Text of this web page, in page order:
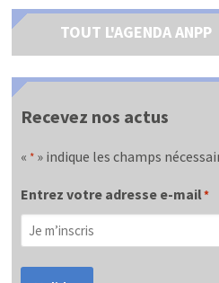
TOUT L'AGENDA ANPP
Recevez nos actus
« *» indique les champs
Entrez votre adresse e-mail*